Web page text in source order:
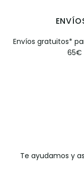
Envíos gratuitos*
65€
Te ayudamos y